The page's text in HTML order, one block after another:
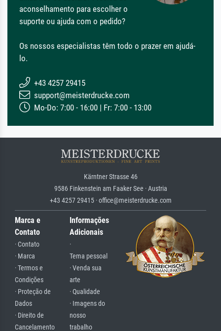
aconselhamento para escolher o
suporte ou ajuda com o pedido?
Os nossos especialistas têm todo o prazer em ajudá-
lo.
+43 4257 29415
support@meisterdrucke.com
Mo-Do: 7:00 - 16:00 | Fr: 7:00 - 13:00
Kärntner Strasse 46
9586 Finkenstein am Faaker See · Austria
+43 4257 29415 · office@meisterdrucke.com
Marca e
Contato
· Contato
· Marca
· Termos e
Condições
· Proteção de
Dados
· Direito de
Cancelamento
Informações
Adicionais
·
Tema pessoal
· Venda sua
arte
· Qualidade
· Imagens do
nosso
trabalho